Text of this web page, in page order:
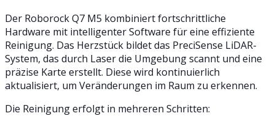
Der Roborock Q7 M5 kombiniert fortschrittliche
Hardware mit intelligenter Software für eine effiziente
Reinigung. Das Herzstück bildet das PreciSense LiDAR-
System, das durch Laser die Umgebung scannt und eine
präzise Karte erstellt. Diese wird kontinuierlich
aktualisiert, um Veränderungen im Raum zu erkennen.
Die Reinigung erfolgt in mehreren Schritten: